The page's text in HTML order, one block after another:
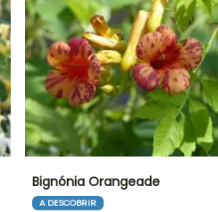
Bignónia Orangeade
A DESCOBRIR